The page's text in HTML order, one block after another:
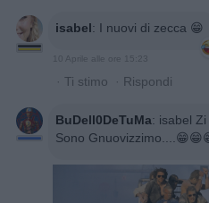
isabel: I nuovi di zecca 😁
10 Aprile alle ore 15:23
· Ti stimo · Rispondi
BuDell0DeTuMa: isabel
Sono